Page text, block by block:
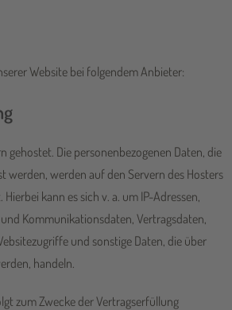
Website bei folgendem Anbieter:
gehostet. Die personenbezogenen Daten, die
werden, werden auf den Servern des Hosters
kann es sich v. a. um IP-Adressen,
Kommunikationsdaten, Vertragsdaten,
und sonstige Daten, die über
handeln.
zum Zwecke der Vertragserfüllung